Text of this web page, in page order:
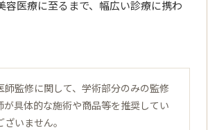
容医療に至るまで、幅広い診療に携わ
監修に関して、学術部分のみの監修
が具体的な施術や商品等を推奨してい
いません。